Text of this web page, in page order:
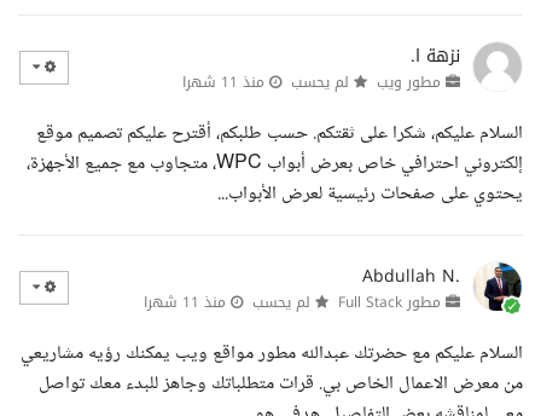
نزهة ا.
مطور ويب لم يحسب منذ 11 شهرا
السلام عليكم، شكرا على ثقتكم. حسب طلبكم، أقترح عليكم تصميم موقع
إلكتروني احترافي خاص بعرض أبواب WPC، متجاوب مع جميع الأجهزة،
يحتوي على صفحات رئيسية لعرض الأبواب...
Abdullah N.
مطور Full Stack لم يحسب منذ 11 شهرا
السلام عليكم مع حضرتك عبدالله مطور مواقع ويب يمكنك رؤيه مشاريعي
من معرض الاعمال الخاص بي. قرات متطلباتك وجاهز للبدء معك تواصل